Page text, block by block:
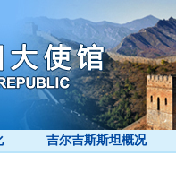
吉尔吉斯斯坦概况